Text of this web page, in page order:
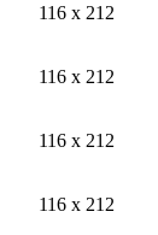
116 x 212
116 x 212
116 x 212
116 x 212